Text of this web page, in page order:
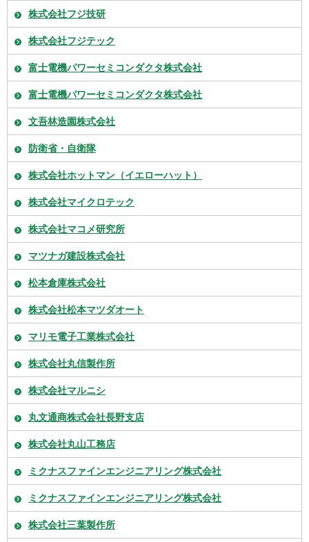
株式会社フジ技研
株式会社フジテック
富士電機パワーセミコンダクタ株式会社
富士電機パワーセミコンダクタ株式会社
文吾林造園株式会社
防衛省・自衛隊
株式会社ホットマン（イエローハット）
株式会社マイクロテック
株式会社マコメ研究所
マツナガ建設株式会社
松本倉庫株式会社
株式会社松本マツダオート
マリモ電子工業株式会社
株式会社丸信製作所
株式会社マルニシ
丸文通商株式会社長野支店
株式会社丸山工務店
ミクナスファインエンジニアリング株式会社
ミクナスファインエンジニアリング株式会社
株式会社三葉製作所